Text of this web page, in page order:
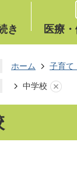
き 医療
ホーム 子育て
中学校